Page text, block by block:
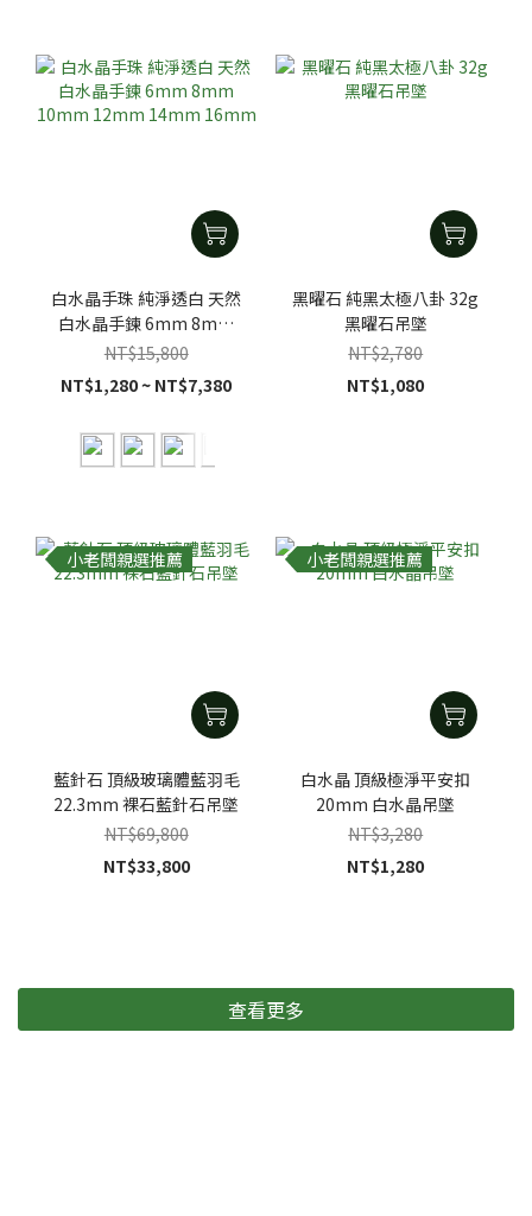
白水晶手珠 純淨透白 天然
白水晶手鍊 6mm 8mm
10mm 12mm 14mm
NT$15,800
NT$1,280 ~ NT$7,380
黑曜石 純黑太極八卦 32g
黑曜石吊墜
NT$2,780
NT$1,080
小老闆親選推薦
藍針石 頂級玻璃體藍羽毛
22.3mm 裸石藍針石吊墜
NT$69,800
NT$33,800
小老闆親選推薦
白水晶 頂級極淨平安扣
20mm 白水晶吊墜
NT$3,280
NT$1,280
查看更多